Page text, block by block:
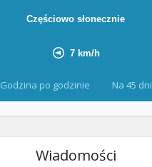
Godzina po godzinie Na 45 dni
Wiadomości